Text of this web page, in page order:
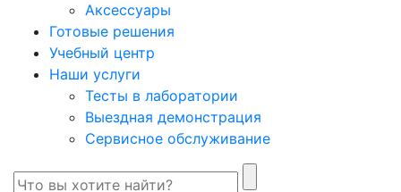
Аксессуары
Готовые решения
Учебный центр
Наши услуги
Тесты в лаборатории
Выездная демонстрация
Сервисное обслуживание